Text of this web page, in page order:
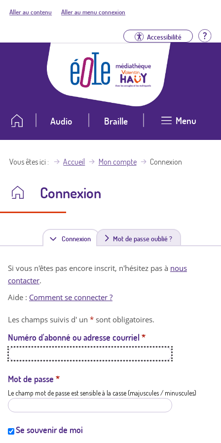
Aller au contenu Aller au menu connexion
Accessibilité
Audio Braille Menu
Vous êtes ici Accueil Mon compte Connexion
Connexion
Connexion(
n
t
a
t
i
Mot de passe oublié ?
Si vous n'êtes pas encore inscrit, n'hésitez pas à nous
contacter.
Aide : Comment se connecter ?
Les champs suivis d' un * sont obligatoires.
Numéro d'abonné ou adresse courriel *
Mot de passe *
Le champ mot de passe est sensible à la casse (majuscules / minuscules)
Se souvenir de moi